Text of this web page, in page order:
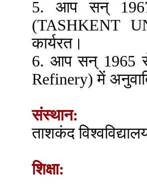
5. आप सन् 1967
(TASHKENT
कार्यरत।
6. आप सन् 1965 से
Refinery) में
संस्थान:
ताशकंद
शिक्षा: